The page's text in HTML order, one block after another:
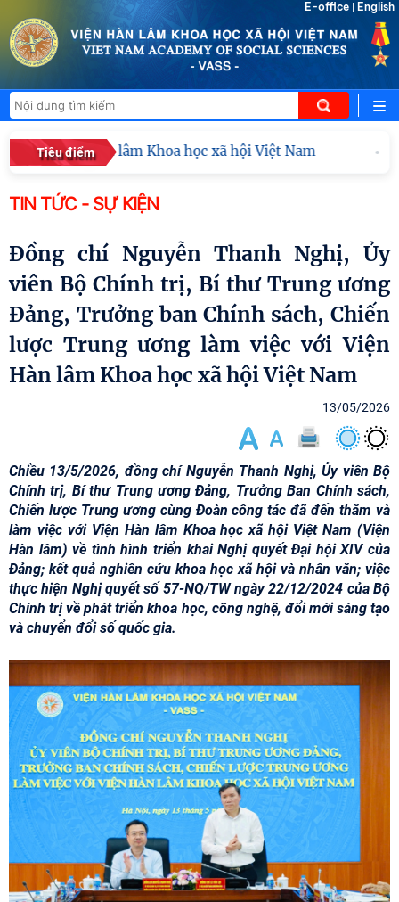
E-office English
Tiêu điểm
Hàn lâm Khoa học xã hội Việt Nam Viện Hàn
TIN TỨC - SỰ KIỆN
Đồng chí Nguyễn Thanh Nghị, Ủy
viên Bộ Chính trị, Bí thư Trung ương
Đảng, Trưởng ban Chính sách, Chiến
lược Trung ương làm việc với Viện
Hàn lâm Khoa học xã hội Việt Nam
13/05/2026
Chiều 13/5/2026, đồng chí Nguyễn Thanh Nghị, Ủy viên Bộ
Chính trị, Bí thư Trung ương Đảng, Trưởng Ban Chính sách,
Chiến lược Trung ương cùng Đoàn công tác đã đến thăm và
làm việc với Viện Hàn lâm Khoa học xã hội Việt Nam (Viện
Hàn lâm) về tình hình triển khai Nghị quyết Đại hội XIV của
Đảng; kết quả nghiên cứu khoa học xã hội và nhân văn; việc
thực hiện Nghị quyết số 57-NQ/TW ngày 22/12/2024 của Bộ
Chính trị về phát triển khoa học, công nghệ, đổi mới sáng tạo
và chuyển đổi số quốc gia.